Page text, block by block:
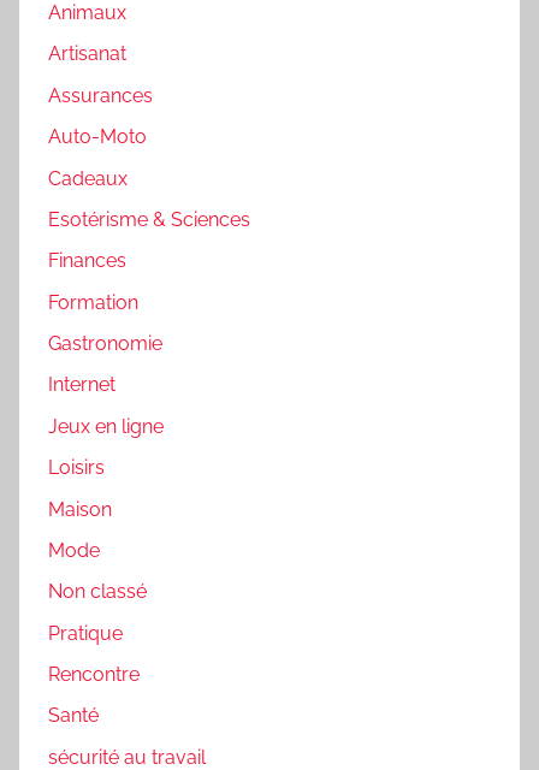
Animaux
Artisanat
Assurances
Auto-Moto
Cadeaux
Esotérisme & Sciences
Finances
Formation
Gastronomie
Internet
Jeux en ligne
Loisirs
Maison
Mode
Non classé
Pratique
Rencontre
Santé
sécurité au travail